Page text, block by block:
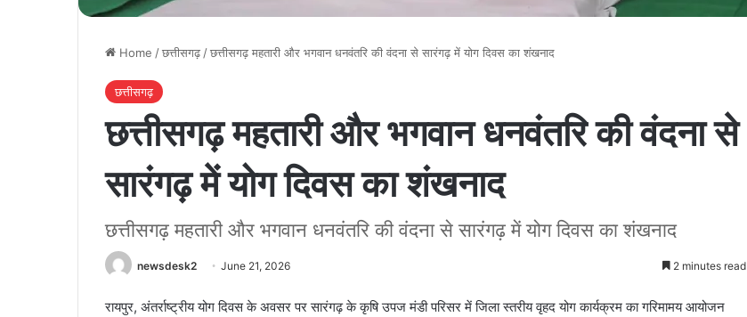
Home /छत्तीसगढ़ /​छत्तीसगढ़ महतारी और भगवान धनवंतरि की वंदना से सारंगढ़ में योग दिवस का शंखनाद
छत्तीसगढ़
​छत्तीसगढ़ महतारी और भगवान धनवंतरि की वंदना से
सारंगढ़ में योग दिवस का शंखनाद
​छत्तीसगढ़ महतारी और भगवान धनवंतरि की वंदना से सारंगढ़ में योग दिवस का शंखनाद
newsdesk2 June 21, 2026 2 minutes read
​रायपुर, ​अंतर्राष्ट्रीय योग दिवस के अवसर पर सारंगढ़ के कृषि उपज मंडी परिसर में जिला स्तरीय वृहद योग कार्यक्रम का गरिमामय आयोजन